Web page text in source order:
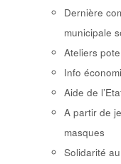
Dernière
municipale
Ateliers
Info
Aide de
A partir de
masques
Solidarité